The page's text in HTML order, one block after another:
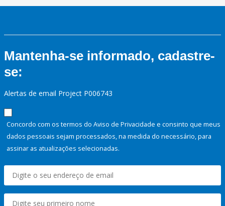
Mantenha-se informado, cadastre-
se:
Alertas de email Project P006743
Concordo com os termos do Aviso de Privacidade e consinto que meus
dados pessoais sejam processados, na medida do necessário, para
assinar as atualizações selecionadas.